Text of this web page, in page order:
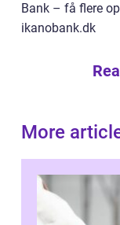
Bank – få flere
ikanobank.dk
More